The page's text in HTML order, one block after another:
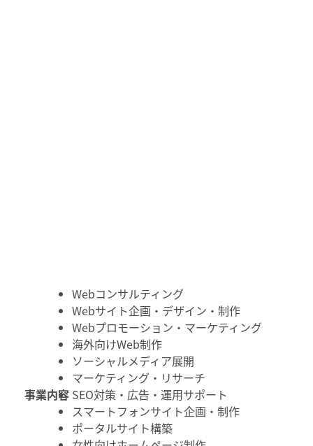
事業内容
Webコンサルティング
Webサイト企画・デザイン・制作
Webプロモーション・マーケティング
海外向けWeb制作
ソーシャルメディア展開
マーケティング・リサーチ
SEO対策・広告・運用サポート
スマートフォンサイト企画・制作
ポータルサイト構築